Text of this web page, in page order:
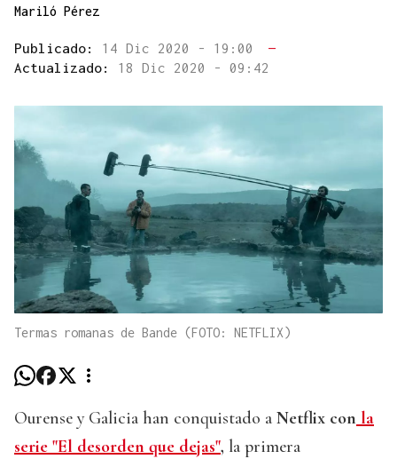
Mariló Pérez
Publicado: 14 Dic 2020 - 19:00
—
Actualizado: 18 Dic 2020 - 09:42
Termas romanas de Bande (FOTO: NETFLIX)
Ourense y Galicia han conquistado a Netflix con la
serie "El desorden que dejas", la primera